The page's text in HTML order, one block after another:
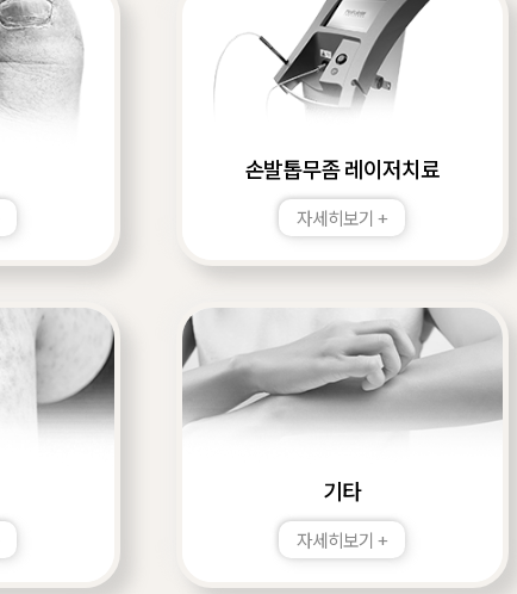
손발톱무좀 레이저치료
자세히보기 +
기타
자세히보기 +